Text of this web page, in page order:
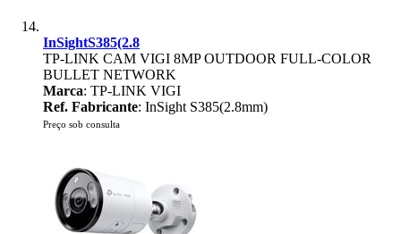
InSightS385(2.8
TP-LINK CAM VIGI 8MP OUTDOOR FULL-COLOR
BULLET NETWORK
Marca: TP-LINK VIGI
Ref. Fabricante: InSight S385(2.8mm)
Preço sob consulta